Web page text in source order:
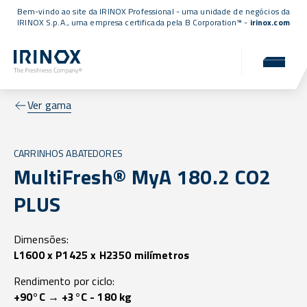
Bem-vindo ao site da IRINOX Professional - uma unidade de negócios da
IRINOX S.p.A., uma empresa certificada pela B Corporation™ - irinox.com
Ver gama
CARRINHOS ABATEDORES
MultiFresh® MyA 180.2 CO2
PLUS
Dimensões:
L1600 x P1425 x H2350 milímetros
Rendimento por ciclo:
+90°C → +3°C - 180 kg